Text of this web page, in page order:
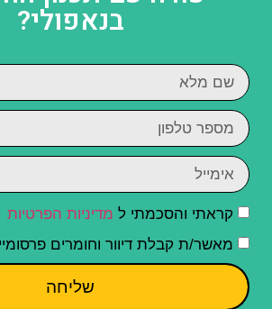
בנאפולי?
קראתי והסכמתי ל מדיניות הפרטיות
מאשר/ת קבלת דיוור וחומרים
שליחה